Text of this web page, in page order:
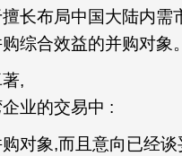
长布局中国大陆内需
综合效益的并购对象。
,
业的交易中 :
对象,而且意向已经